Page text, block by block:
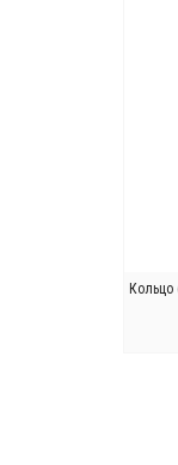
Кольцо